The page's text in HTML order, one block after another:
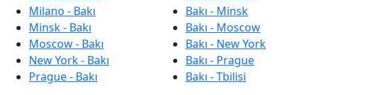
Milano - Bakı
Minsk - Bakı
Moscow - Bakı
New York - Bakı
Prague - Bakı
Bakı - Minsk
Bakı - Moscow
Bakı - New York
Bakı - Prague
Bakı - Tbilisi